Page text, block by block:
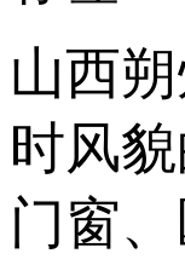
山西
时风
门窗